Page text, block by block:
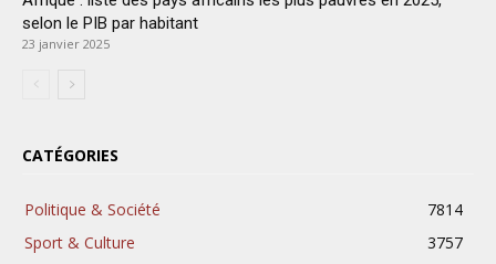
selon le PIB par habitant
23 janvier 2025
CATÉGORIES
Politique & Société
7814
Sport & Culture
3757